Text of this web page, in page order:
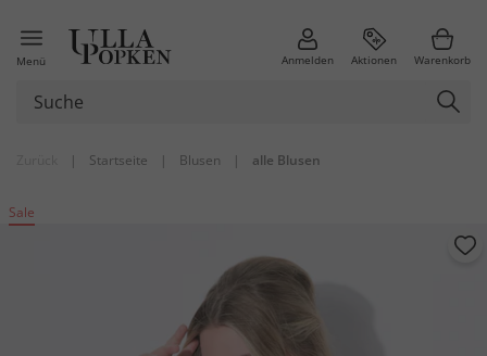
Menü Anmelden Aktionen Warenkorb
| Startseite | Blusen | alle Blusen
Sale